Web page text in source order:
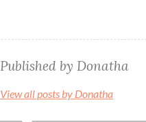
Published by Donatha
View all posts by Donatha